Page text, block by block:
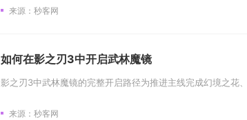
来源：秒客网
如何在影之刃3中开启武林魔镜
来源：秒客网